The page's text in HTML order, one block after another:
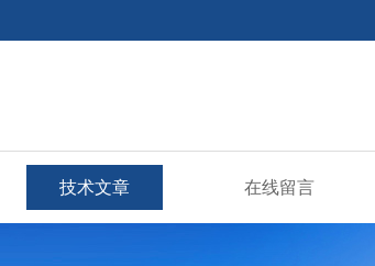
技术文章 在线留言